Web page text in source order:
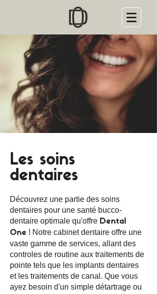
Les soins
dentaires
Découvrez une partie des soins
dentaires pour une santé bucco-
dentaire optimale qu'offre Dental
One ! Notre cabinet dentaire offre une
vaste gamme de services, allant des
controles de routine aux traitements de
pointe tels que les implants dentaires
et les traitements de canal. Que vous
ayez besoin d'un simple détartrage ou